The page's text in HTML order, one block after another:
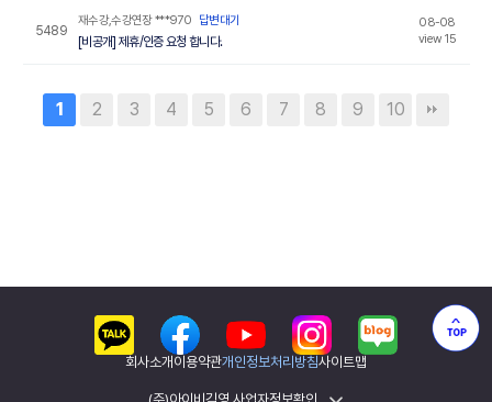
5489
재수강,수강연장***970 답변대기
[비공개] 제휴/인증 요청 합니다.
08-08
view 15
1 2 3 4 5 6 7 8 9 10
회사소개 이용약관개인정보처리방침사이트맵